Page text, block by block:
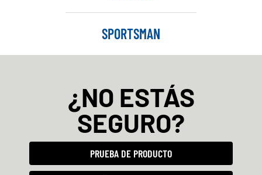
SPORTSMAN
¿NO ESTÁS
SEGURO?
PRUEBA DE PRODUCTO